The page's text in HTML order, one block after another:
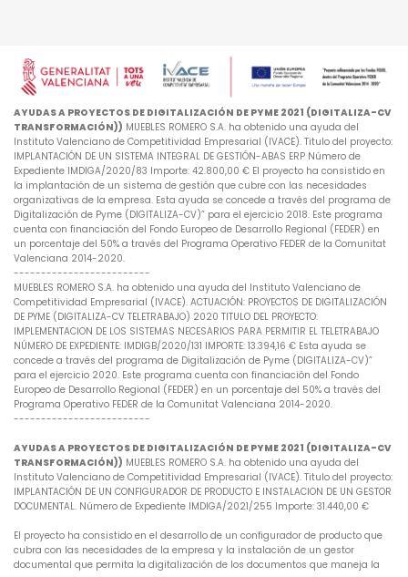
AYUDAS A PROYECTOS DE DIGITALIZACIÓN DE PYME 2021 (DIGITALIZA-CV
TRANSFORMACIÓN)) MUEBLES ROMERO S.A. ha obtenido una ayuda del
Instituto Valenciano de Competitividad Empresarial (IVACE). Titulo del proyecto:
IMPLANTACIÓN DE UN SISTEMA INTEGRAL DE GESTIÓN-ABAS ERP Número de
Expediente IMDIGA/2020/83 Importe: 42.800,00 € El proyecto ha consistido en
la implantación de un sistema de gestión que cubre con las necesidades
organizativas de la empresa. Esta ayuda se concede a través del programa de
Digitalización de Pyme (DIGITALIZA-CV)” para el ejercicio 2018. Este programa
cuenta con financiación del Fondo Europeo de Desarrollo Regional (FEDER) en
un porcentaje del 50% a través del Programa Operativo FEDER de la Comunitat
Valenciana 2014-2020.
-------------------------
MUEBLES ROMERO S.A. ha obtenido una ayuda del Instituto Valenciano de
Competitividad Empresarial (IVACE). ACTUACIÓN: PROYECTOS DE DIGITALIZACIÓN
DE PYME (DIGITALIZA-CV TELETRABAJO) 2020 TITULO DEL PROYECTO:
IMPLEMENTACION DE LOS SISTEMAS NECESARIOS PARA PERMITIR EL TELETRABAJO
NÚMERO DE EXPEDIENTE: IMDIGB/2020/131 IMPORTE: 13.394,16 € Esta ayuda se
concede a través del programa de Digitalización de Pyme (DIGITALIZA-CV)”
para el ejercicio 2020. Este programa cuenta con financiación del Fondo
Europeo de Desarrollo Regional (FEDER) en un porcentaje del 50% a través del
Programa Operativo FEDER de la Comunitat Valenciana 2014-2020.
-------------------------
AYUDAS A PROYECTOS DE DIGITALIZACIÓN DE PYME 2021 (DIGITALIZA-CV
TRANSFORMACIÓN)) MUEBLES ROMERO S.A. ha obtenido una ayuda del
Instituto Valenciano de Competitividad Empresarial (IVACE). Titulo del proyecto:
IMPLANTACIÓN DE UN CONFIGURADOR DE PRODUCTO E INSTALACION DE UN GESTOR
DOCUMENTAL. Número de Expediente IMDIGA/2021/255 Importe: 31.440,00 €
El proyecto ha consistido en el desarrollo de un configurador de producto que
cubra con las necesidades de la empresa y la instalación de un gestor
documental que permita la digitalización de los documentos que maneja la